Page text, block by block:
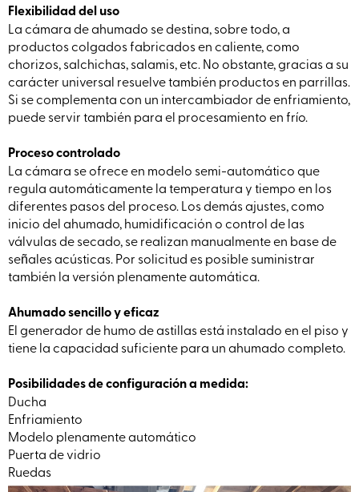
Flexibilidad del uso
La cámara de ahumado se destina, sobre todo, a
productos colgados fabricados en caliente, como
chorizos, salchichas, salamis, etc. No obstante, gracias a su
carácter universal resuelve también productos en parrillas.
Si se complementa con un intercambiador de enfriamiento,
puede servir también para el procesamiento en frío.
Proceso controlado
La cámara se ofrece en modelo semi-automático que
regula automáticamente la temperatura y tiempo en los
diferentes pasos del proceso. Los demás ajustes, como
inicio del ahumado, humidificación o control de las
válvulas de secado, se realizan manualmente en base de
señales acústicas. Por solicitud es posible suministrar
también la versión plenamente automática.
Ahumado sencillo y eficaz
El generador de humo de astillas está instalado en el piso y
tiene la capacidad suficiente para un ahumado completo.
Posibilidades de configuración a medida:
Ducha
Enfriamiento
Modelo plenamente automático
Puerta de vidrio
Ruedas